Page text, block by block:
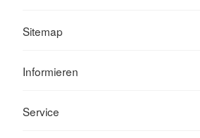
Sitemap
Informieren
Service